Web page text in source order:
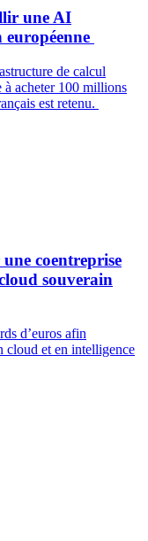
une AI
de calcul
à acheter 100 millions
est retenu.
coentreprise
souverain
d’euros afin
cloud et en intelligence